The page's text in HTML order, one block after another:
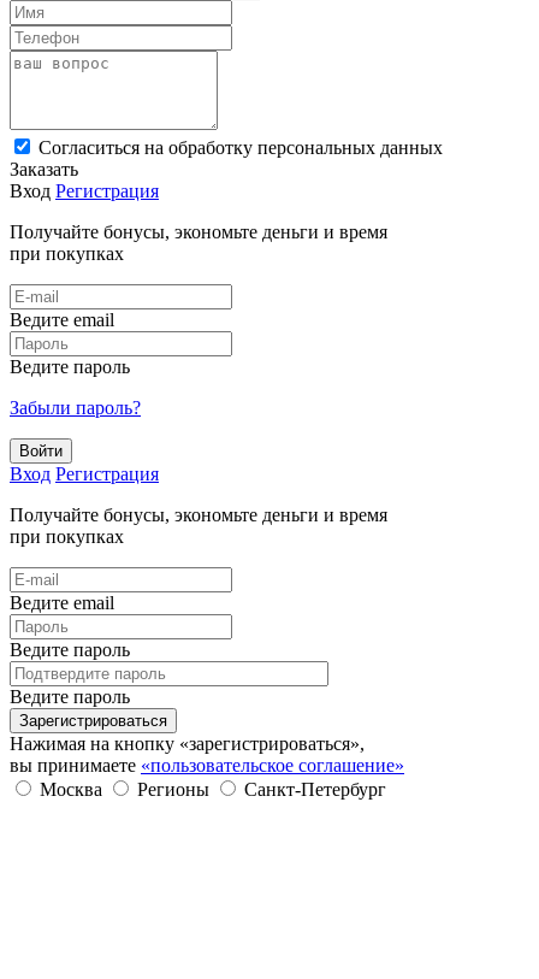
Cогласиться на обработку персональных данных
Заказать
Вход Регистрация
Получайте бонусы, экономьте деньги и время
при покупках
Ведите email
Ведите пароль
Забыли пароль?
Войти
Вход Регистрация
Получайте бонусы, экономьте деньги и время
при покупках
Ведите email
Ведите пароль
Ведите пароль
Зарегистрироваться
Нажимая на кнопку «зарегистрироваться»,
вы принимаете «пользовательское соглашение»
Москва
Регионы Санкт-Петербург